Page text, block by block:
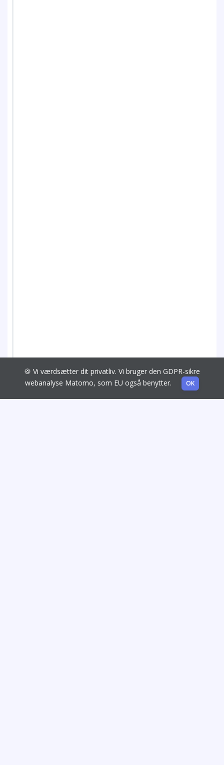
🍪 Vi værdsætter dit privatliv. Vi bruger den GDPR-sikre
webanalyse Matomo, som EU også benytter.
OK